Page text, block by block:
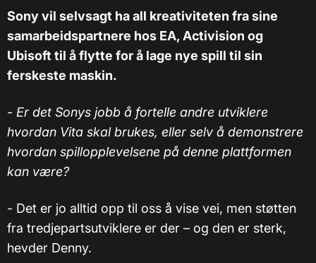
Sony vil selvsagt ha all kreativiteten fra sine
samarbeidspartnere hos EA, Activision og
Ubisoft til å flytte for å lage nye spill til sin
ferskeste maskin.
- Er det Sonys jobb å fortelle andre utviklere
hvordan Vita skal brukes, eller selv å demonstrere
hvordan spillopplevelsene på denne plattformen
kan være?
- Det er jo alltid opp til oss å vise vei, men støtten
fra tredjepartsutviklere er der – og den er sterk,
hevder Denny.